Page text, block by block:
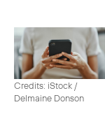
Credits: iStock /
Delmaine Donson